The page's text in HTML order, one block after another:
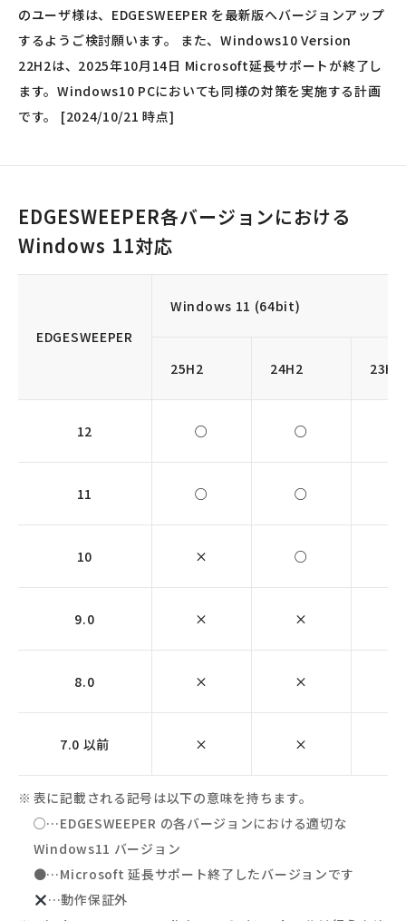
のユーザ様は、EDGESWEEPER を最新版へバージョンアップ
するようご検討願います。 また、Windows10 Version
22H2は、2025年10月14日 Microsoft延長サポートが終了し
ます。Windows10 PCにおいても同様の対策を実施する計画
です。 [2024/10/21 時点]
EDGESWEEPER各バージョンにおける
Windows 11対応
EDGESWEEPER
Windows 11 (64bit)
25H2 24H2 23H2
12 ○ ○
11 ○ ○
10 × ○
9.0 × ×
8.0 × ×
7.0 以前 × ×
表に記載される記号は以下の意味を持ちます。
○…EDGESWEEPER の各バージョンにおける適切な
Windows11 バージョン
●…Microsoft 延長サポート終了したバージョンです
…動作保証外